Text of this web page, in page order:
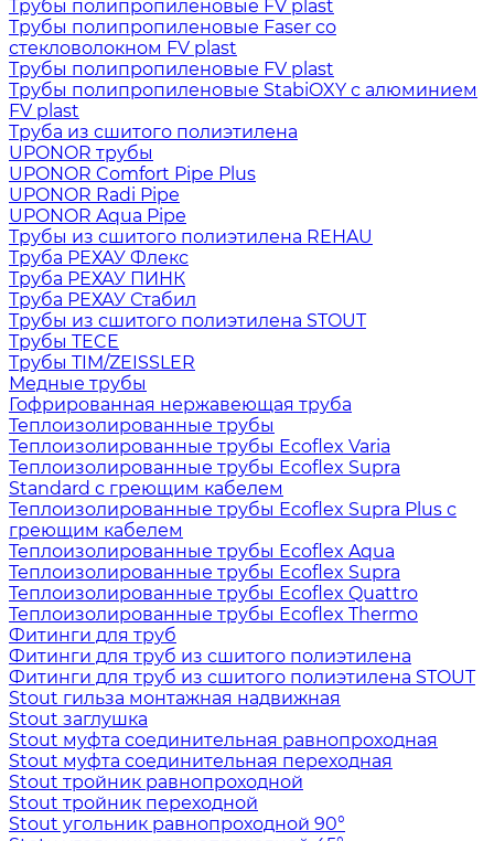
Трубы полипропиленовые FV plast
Трубы полипропиленовые Faser со
стекловолокном FV plast
Трубы полипропиленовые FV plast
Трубы полипропиленовые StabiOXY с алюминием
FV plast
Труба из сшитого полиэтилена
UPONOR трубы
UPONOR Comfort Pipe Plus
UPONOR Radi Pipe
UPONOR Aqua Pipe
Трубы из сшитого полиэтилена REHAU
Труба РЕХАУ Флекс
Труба РЕХАУ ПИНК
Труба РЕХАУ Стабил
Трубы из сшитого полиэтилена STOUT
Трубы TECE
Трубы TIM/ZEISSLER
Медные трубы
Гофрированная нержавеющая труба
Теплоизолированные трубы
Теплоизолированные трубы Ecoflex Varia
Теплоизолированные трубы Ecoflex Supra
Standard с греющим кабелем
Теплоизолированные трубы Ecoflex Supra Plus с
греющим кабелем
Теплоизолированные трубы Ecoflex Aqua
Теплоизолированные трубы Ecoflex Supra
Теплоизолированные трубы Ecoflex Quattro
Теплоизолированные трубы Ecoflex Thermo
Фитинги для труб
Фитинги для труб из сшитого полиэтилена
Фитинги для труб из сшитого полиэтилена STOUT
Stout гильза монтажная надвижная
Stout заглушка
Stout муфта соединительная равнопроходная
Stout муфта соединительная переходная
Stout тройник равнопроходной
Stout тройник переходной
Stout угольник равнопроходной 90°